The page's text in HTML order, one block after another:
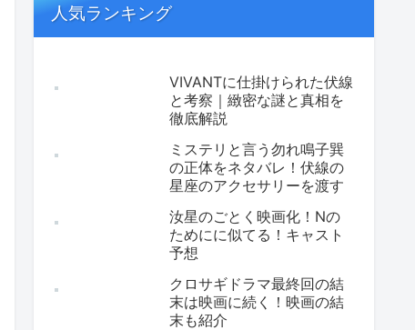
人気ランキング
VIVANTに仕掛けられた伏線
と考察｜緻密な謎と真相を
徹底解説
ミステリと言う勿れ鳴子巽
の正体をネタバレ！伏線の
星座のアクセサリーを渡す
汝星のごとく映画化！Nの
ためにに似てる！キャスト
予想
クロサギドラマ最終回の結
末は映画に続く！映画の結
末も紹介